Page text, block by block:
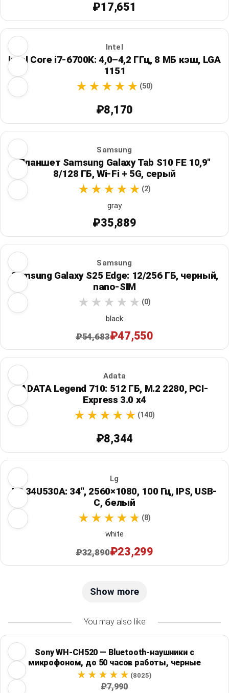
₽17,651
Intel
Intel Core i7-6700K: 4,0–4,2 ГГц, 8 МБ кэш, LGA
1151
(50)
₽8,170
Samsung
Планшет Samsung Galaxy Tab S10 FE 10,9"
8/128 ГБ, Wi‑Fi + 5G, серый
(2)
gray
₽35,889
Samsung
Samsung Galaxy S25 Edge: 12/256 ГБ, черный,
nano-SIM
(0)
black
₽54,683₽47,550
Adata
ADATA Legend 710: 512 ГБ, M.2 2280, PCI-
Express 3.0 x4
(140)
₽8,344
Lg
LG 34U530A: 34", 2560×1080, 100 Гц, IPS, USB-
C, белый
(8)
white
₽32,890₽23,299
Show more
You may also like
Sony WH-CH520 — Bluetooth-наушники с
микрофоном, до 50 часов работы, черные
(8025)
₽7,990